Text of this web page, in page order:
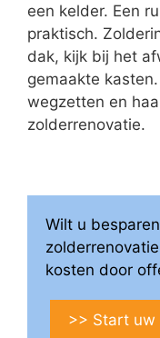
een kelder. Een
praktisch.
dak, kijk bij het
gemaakte
wegzetten en
zolderrenovatie.
Wilt u
kosten door
>> Start uw